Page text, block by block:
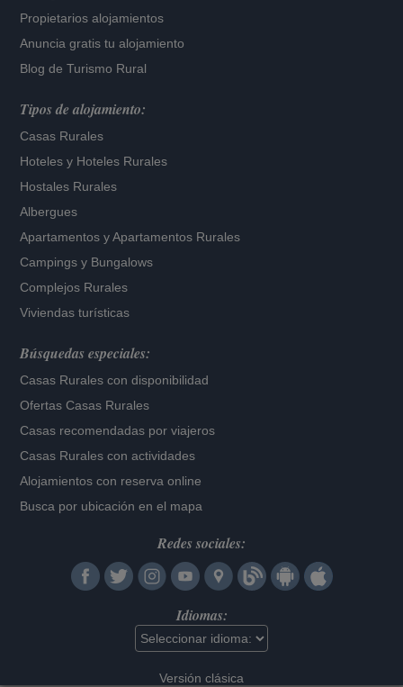
Propietarios alojamientos
Anuncia gratis tu alojamiento
Blog de Turismo Rural
Tipos de alojamiento:
Casas Rurales
Hoteles y Hoteles Rurales
Hostales Rurales
Albergues
Apartamentos yApartamentos Rurales
Campings y Bungalows
Complejos Rurales
Viviendas turísticas
Búsquedas especiales:
Casas Rurales con disponibilidad
Ofertas Casas Rurales
Casas recomendadas por viajeros
Casas Rurales con actividades
Alojamientos con reserva online
Busca por ubicación en el mapa
Redes sociales:
Idiomas:
Versión clásica